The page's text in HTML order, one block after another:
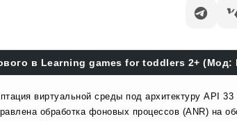
в Learning games for toddlers 2+ (Мод:
виртуальной среды под архитектуру API
обработка фоновых процессов (ANR) на